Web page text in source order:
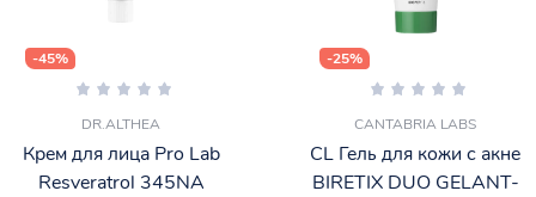
-45%
DR.ALTHEA
Крем для лица Pro Lab
Resveratrol 345NA
-25%
CANTABRIA LABS
CL Гель для кожи с акне
BIRETIX DUO GELANT-